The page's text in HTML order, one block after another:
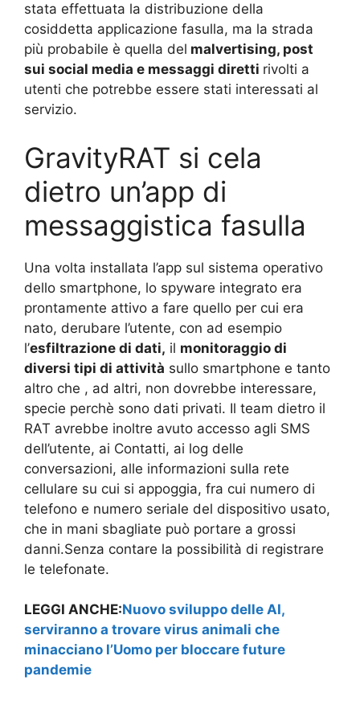
stata effettuata la distribuzione della
cosiddetta applicazione fasulla, ma la strada
più probabile è quella del malvertising, post
sui social media e messaggi diretti rivolti a
utenti che potrebbe essere stati interessati al
servizio.
GravityRAT si cela
dietro un’app di
messaggistica fasulla
Una volta installata l’app sul sistema operativo
dello smartphone, lo spyware integrato era
prontamente attivo a fare quello per cui era
nato, derubare l’utente, con ad esempio
l’esfiltrazione di dati, il monitoraggio di
diversi tipi di attività sullo smartphone e tanto
altro che , ad altri, non dovrebbe interessare,
specie perchè sono dati privati. Il team dietro il
RAT avrebbe inoltre avuto accesso agli SMS
dell’utente, ai Contatti, ai log delle
conversazioni, alle informazioni sulla rete
cellulare su cui si appoggia, fra cui numero di
telefono e numero seriale del dispositivo usato,
che in mani sbagliate può portare a grossi
danni.Senza contare la possibilità di registrare
le telefonate.
LEGGI ANCHE:Nuovo sviluppo delle AI,
serviranno a trovare virus animali che
minacciano l’Uomo per bloccare future
pandemie